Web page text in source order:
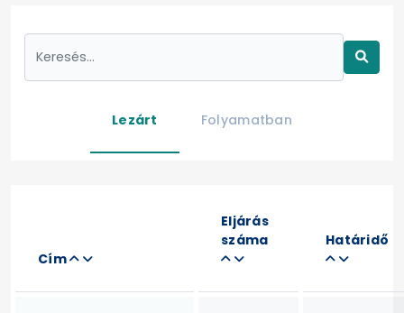
Lezárt Folyamatban
Cím
Eljárás
száma
Határidő